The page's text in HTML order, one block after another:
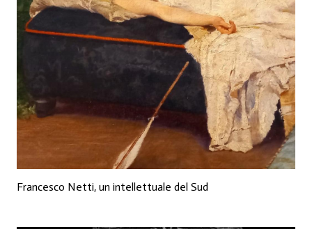
Francesco Netti, un intellettuale del Sud